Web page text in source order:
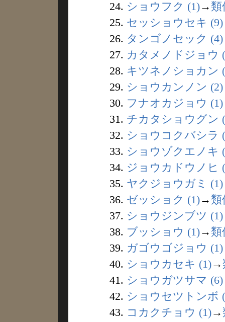
24. ショウフク (1)→ 類
25. セッショウセキ (9)
26. タンゴノセック (4)
27. カタメノドジョウ
28. キツネノショカン
29. ショウカンノン (2)
30. フナオカジョウ (1)
31. チカタショウグン
32. ショウコクバシラ
33. ショウゾクエノキ
34. ジョウカドウノヒ
35. ヤクジョウガミ (1)
36. ゼッショク (1)→ 類
37. ショウジンブツ (1)
38. ブッショウ (1)→ 類
39. ガゴウゴジョウ (1)
40. ショウカセキ (1)→
41. ショウガツサマ (6)
42. ショウセツトンボ
43. コカクチョウ (1)→